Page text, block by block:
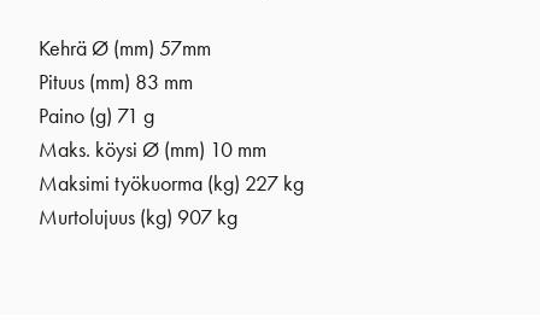
Kehrä Ø (mm) 57mm
Pituus (mm) 83 mm
Paino (g) 71 g
Maks. köysi Ø (mm) 10 mm
Maksimi työkuorma (kg) 227 kg
Murtolujuus (kg) 907 kg